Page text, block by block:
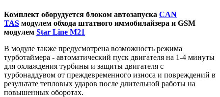
Комплект оборудуется блоком автозапуска CAN
TAS модулем обхода штатного иммобилайзера и GSM
модулем Star Line M21
В модуле также предусмотрена возможность режима
турботаймера - автоматический пуск двигателя на 1-4 минуты
для охлаждения турбины и защиты двигателя с
турбонаддувом от преждевременного износа и повреждений в
результате тепловых ударов после длительной работы на
повышенных оборотах.